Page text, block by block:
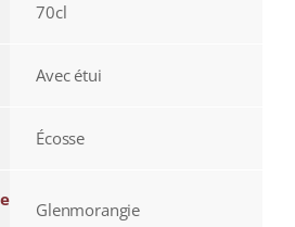
70cl
Avec étui
Écosse
Glenmorangie